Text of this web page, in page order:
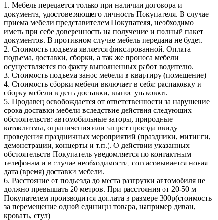
1. Мебель передается только при наличии договора и
документа, удостоверяющего личность Покупателя. В случае
приема мебели представителем Покупателя, необходимо
иметь при себе доверенность на получение и полный пакет
документов. В противном случае мебель передана не будет.
2. Стоимость подъема является фиксированной. Оплата
подъема, доставки, сборки, а так же проноса мебели
осуществляется по факту выполненных работ водителю.
3. Стоимость подъема занос мебели в квартиру (помещение)
4. Стоимость сборки мебели включает в себя: распаковку и
сборку мебели в день доставки, вынос упаковки.
5. Продавец освобождается от ответственности за нарушение
срока доставки мебели вследствие действия следующих
обстоятельств: автомобильные заторы, природные
катаклизмы, ограничения или запрет проезда ввиду
проведения праздничных мероприятий (праздники, митинги,
демонстрации, концерты и т.п.). О действии указанных
обстоятельств Покупатель уведомляется по контактным
телефонам и в случае необходимости, согласовывается новая
дата (время) доставки мебели.
6. Расстояние от подъезда до места разгрузки автомобиля не
должно превышать 20 метров. При расстояния от 20-50 м
Покупателем производится доплата в размере 300р(стоимость
за перемещение одной единицы товара, например диван,
кровать, стул)